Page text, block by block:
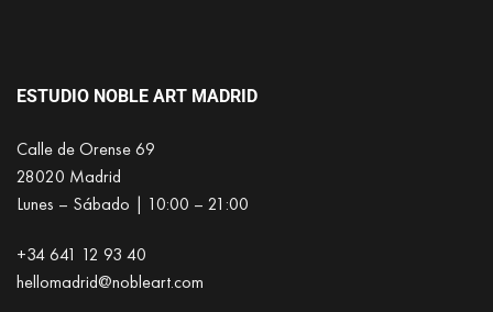
ESTUDIO NOBLE ART MADRID
Calle de Orense 69
28020 Madrid
Lunes – Sábado | 10:00 – 21:00
+34 641 12 93 40
hellomadrid@nobleart.com